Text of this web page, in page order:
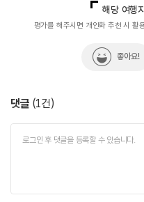
해당 여행
평가를 해주시면 개인화 추천 시 활
좋아요!
댓글 (1건)